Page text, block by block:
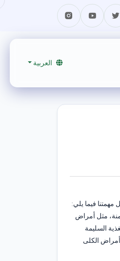
العربية
مهمتنا فيما يلي:
مثل أمراض
السليمة
الكلى